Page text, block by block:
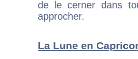
de le cerner dans
approcher.
La Lune en